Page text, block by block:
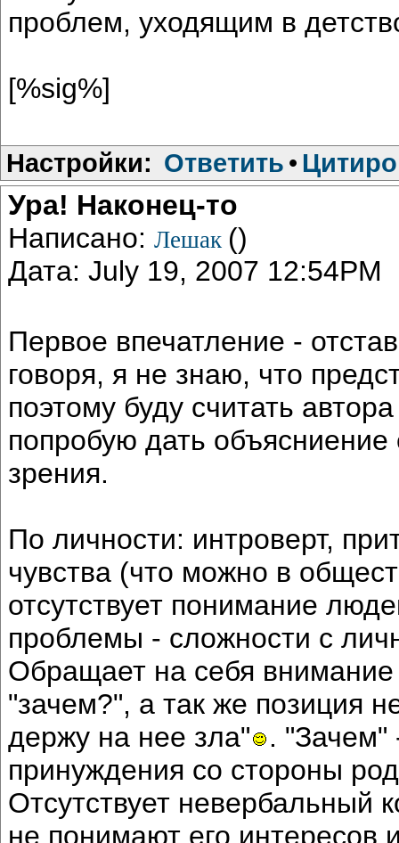
проблем, уходящим в
[%sig%]
Настройки: Ответить •
Ура! Наконец-то
Написано: Лешак ()
Дата: July 19, 2007 12:54PM
Первое впечатление -
говоря, я не знаю, что
поэтому буду считать
попробую дать объясниение
зрения.
По личности: интроверт,
чувства (что можно в
отсутствует понимание
проблемы - сложности с
Обращает на себя
"зачем?", а так же позиция
держу на нее зла"
. "Зачем"
принуждения со стороны
Отсутствует невербальный
не понимают его интересов